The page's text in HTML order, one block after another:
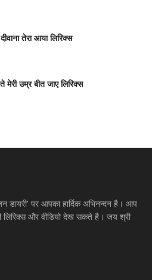
तेरा आया लिरिक्स
मेरी उम्र बीत जाए लिरिक्स
डायरी' पर आपका हार्दिक अभिनन्दन है। आप
लिरिक्स और वीडियो देख सकते है। जय श्री